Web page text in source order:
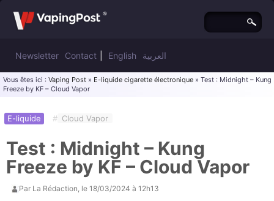
Newsletter Contact English العربية
Vous êtes ici : Vaping Post » E-liquide cigarette électronique » Test : Midnight – Kung
Freeze by KF – Cloud Vapor
Test : Midnight – Kung
Freeze by KF – Cloud Vapor
E-liquide # Cloud Vapor
Par La Rédaction, le 18/03/2024 à 12h13